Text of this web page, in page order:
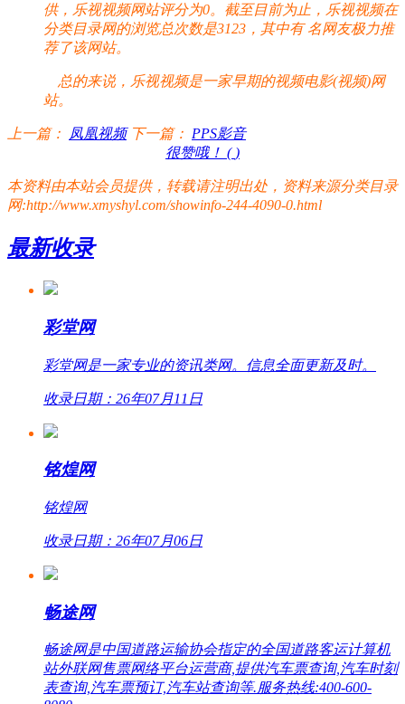
供，乐视视频网站评分为0。截至目前为止，乐视视频在
分类目录网的浏览总次数是3123，其中有名网友极力推
荐了该网站。
总的来说，乐视视频是一家早期的视频电影(视频)网
站。
上一篇： 凤凰视频 下一篇： PPS影音
很赞哦！ ( )
本资料由本站会员提供，转载请注明出处，资料来源分类目录
网:http://www.xmyshyl.com/showinfo-244-4090-0.html
最新收录
彩堂网
彩堂网是一家专业的资讯类网。信息全面更新及时。
收录日期：26年07月11日
铭煌网
铭煌网
收录日期：26年07月06日
畅途网
畅途网是中国道路运输协会指定的全国道路客运计算机
站外联网售票网络平台运营商,提供汽车票查询,汽车时刻
表查询,汽车票预订,汽车站查询等.服务热线:400-600-